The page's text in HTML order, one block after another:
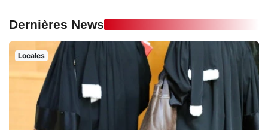
Dernières News
Locales